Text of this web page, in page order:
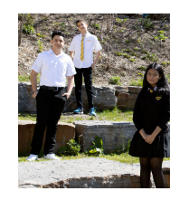
menu-
service-
side